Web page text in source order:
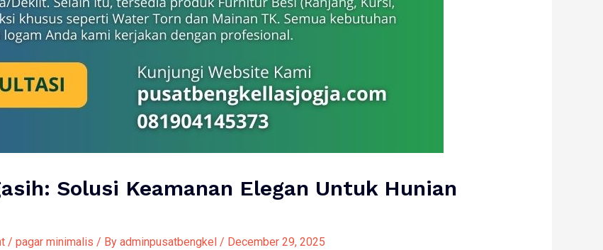
Solusi Keamanan Elegan Untuk Hunian
/ pagar minimalis / By adminpusatbengkel / December 29, 2025